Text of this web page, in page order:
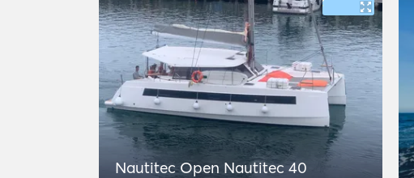
Nautitec Open Nautitec 40